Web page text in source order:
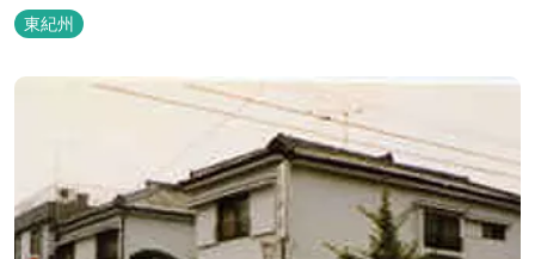
の方にも安心の施設と管理体制を整えています。目の前に広がる海
で、釣り、磯遊び、シーカヤックなど、様々な遊びが楽しめます。
東紀州